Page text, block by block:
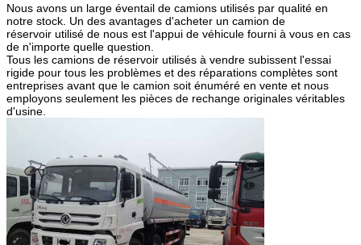
Nous avons un large éventail de camions utilisés par qualité en
notre stock. Un des avantages d'acheter un camion de
réservoir utilisé de nous est l'appui de véhicule fourni à vous en cas
de n'importe quelle question.
Tous les camions de réservoir utilisés à vendre subissent l'essai
rigide pour tous les problèmes et des réparations complètes sont
entreprises avant que le camion soit énuméré en vente et nous
employons seulement les pièces de rechange originales véritables
d'usine.